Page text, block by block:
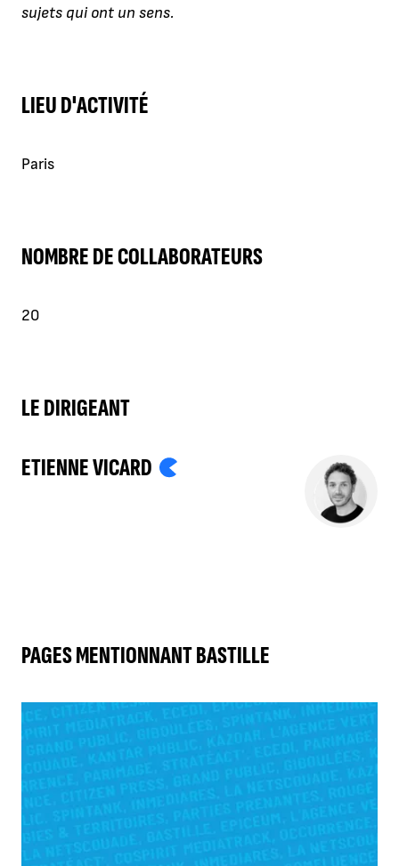
sujets qui ont un sens.
LIEU D'ACTIVITÉ
Paris
NOMBRE DE COLLABORATEURS
20
LE DIRIGEANT
ETIENNE VICARD
PAGES MENTIONNANT BASTILLE